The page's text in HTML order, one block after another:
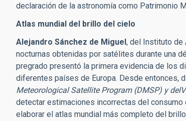
declaración de la astronomía como Patrimonio
Atlas mundial del brillo del cielo
Alejandro Sánchez de Miguel, del Instituto de
nocturnas obtenidas por satélites durante una
pregrado presentó la primera evidencia de los
diferentes países de Europa. Desde entonces,
Meteorological Satellite Program (DMSP) y
detectar estimaciones incorrectas del
elaborar el atlas mundial más completo del